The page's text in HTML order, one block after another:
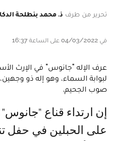
تحرير من طرف ذ. محمد بنطلحة
في 04/03/2022 على الساعة 16:37
عرف الإله "جانوس" في الإرث
لبوابة السماء، وهو إله ذو
صوب الجحيم.
على الحبلين في حفل